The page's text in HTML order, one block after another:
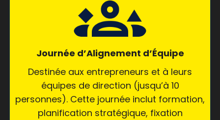
Journée d’Alignement d’Équipe
Destinée aux entrepreneurs et à leurs
équipes de direction (jusqu’à 10
personnes). Cette journée inclut formation,
planification stratégique, fixation